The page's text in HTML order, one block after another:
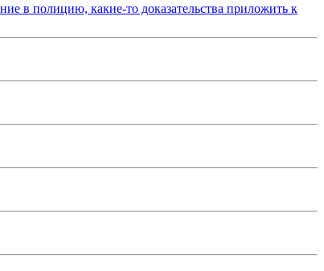
в полицию, какие-то доказательства приложить к